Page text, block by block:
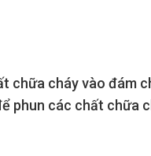
chữa cháy vào đám
phun các chất chữa